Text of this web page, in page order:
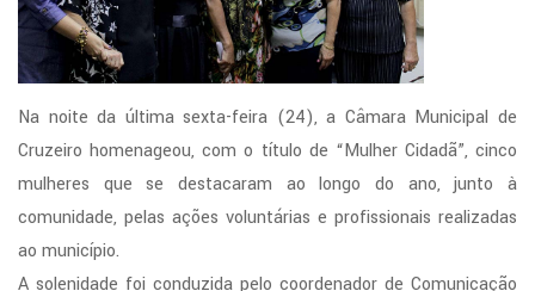
Na noite da última sexta-feira (24), a Câmara Municipal de
Cruzeiro homenageou, com o título de “Mulher Cidadã”, cinco
mulheres que se destacaram ao longo do ano, junto à
comunidade, pelas ações voluntárias e profissionais realizadas
ao município.
A solenidade foi conduzida pelo coordenador de Comunicação